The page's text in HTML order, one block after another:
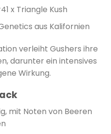
x Triangle Kush
aus Kalifornien
verleiht Gushers ihre
darunter ein intensives
Wirkung.
mit Noten von Beeren